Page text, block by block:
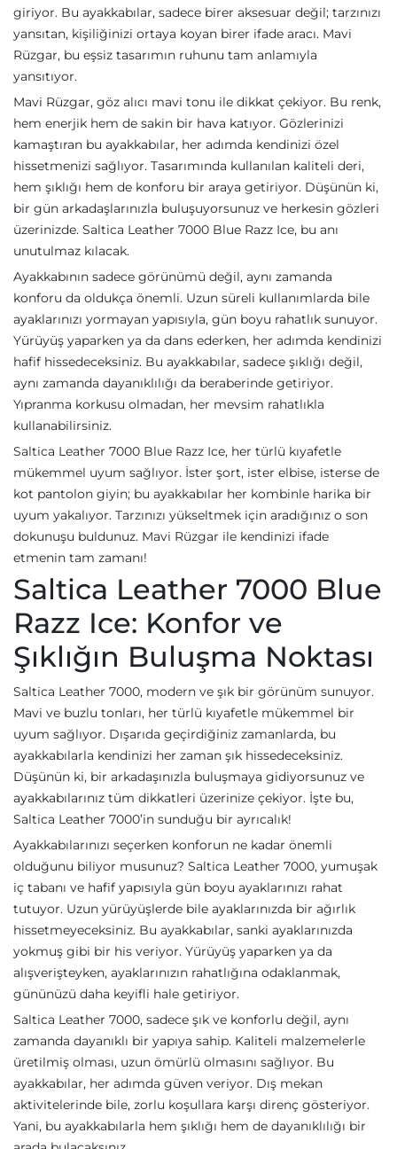
giriyor. Bu ayakkabılar, sadece birer aksesuar değil; tarzınızı
yansıtan, kişiliğinizi ortaya koyan birer ifade aracı. Mavi
Rüzgar, bu eşsiz tasarımın ruhunu tam anlamıyla
yansıtıyor.
Mavi Rüzgar, göz alıcı mavi tonu ile dikkat çekiyor. Bu renk,
hem enerjik hem de sakin bir hava katıyor. Gözlerinizi
kamaştıran bu ayakkabılar, her adımda kendinizi özel
hissetmenizi sağlıyor. Tasarımında kullanılan kaliteli deri,
hem şıklığı hem de konforu bir araya getiriyor. Düşünün ki,
bir gün arkadaşlarınızla buluşuyorsunuz ve herkesin gözleri
üzerinizde. Saltica Leather 7000 Blue Razz Ice, bu anı
unutulmaz kılacak.
Ayakkabının sadece görünümü değil, aynı zamanda
konforu da oldukça önemli. Uzun süreli kullanımlarda bile
ayaklarınızı yormayan yapısıyla, gün boyu rahatlık sunuyor.
Yürüyüş yaparken ya da dans ederken, her adımda kendinizi
hafif hissedeceksiniz. Bu ayakkabılar, sadece şıklığı değil,
aynı zamanda dayanıklılığı da beraberinde getiriyor.
Yıpranma korkusu olmadan, her mevsim rahatlıkla
kullanabilirsiniz.
Saltica Leather 7000 Blue Razz Ice, her türlü kıyafetle
mükemmel uyum sağlıyor. İster şort, ister elbise, isterse de
kot pantolon giyin; bu ayakkabılar her kombinle harika bir
uyum yakalıyor. Tarzınızı yükseltmek için aradığınız o son
dokunuşu buldunuz. Mavi Rüzgar ile kendinizi ifade
etmenin tam zamanı!
Saltica Leather 7000 Blue
Razz Ice: Konfor ve
Şıklığın Buluşma Noktası
Saltica Leather 7000, modern ve şık bir görünüm sunuyor.
Mavi ve buzlu tonları, her türlü kıyafetle mükemmel bir
uyum sağlıyor. Dışarıda geçirdiğiniz zamanlarda, bu
ayakkabılarla kendinizi her zaman şık hissedeceksiniz.
Düşünün ki, bir arkadaşınızla buluşmaya gidiyorsunuz ve
ayakkabılarınız tüm dikkatleri üzerinize çekiyor. İşte bu,
Saltica Leather 7000’in sunduğu bir ayrıcalık!
Ayakkabılarınızı seçerken konforun ne kadar önemli
olduğunu biliyor musunuz? Saltica Leather 7000, yumuşak
iç tabanı ve hafif yapısıyla gün boyu ayaklarınızı rahat
tutuyor. Uzun yürüyüşlerde bile ayaklarınızda bir ağırlık
hissetmeyeceksiniz. Bu ayakkabılar, sanki ayaklarınızda
yokmuş gibi bir his veriyor. Yürüyüş yaparken ya da
alışverişteyken, ayaklarınızın rahatlığına odaklanmak,
gününüzü daha keyifli hale getiriyor.
Saltica Leather 7000, sadece şık ve konforlu değil, aynı
zamanda dayanıklı bir yapıya sahip. Kaliteli malzemelerle
üretilmiş olması, uzun ömürlü olmasını sağlıyor. Bu
ayakkabılar, her adımda güven veriyor. Dış mekan
aktivitelerinde bile, zorlu koşullara karşı direnç gösteriyor.
Yani, bu ayakkabılarla hem şıklığı hem de dayanıklılığı bir